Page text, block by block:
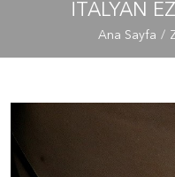
İTALYAN
Ana Sayfa